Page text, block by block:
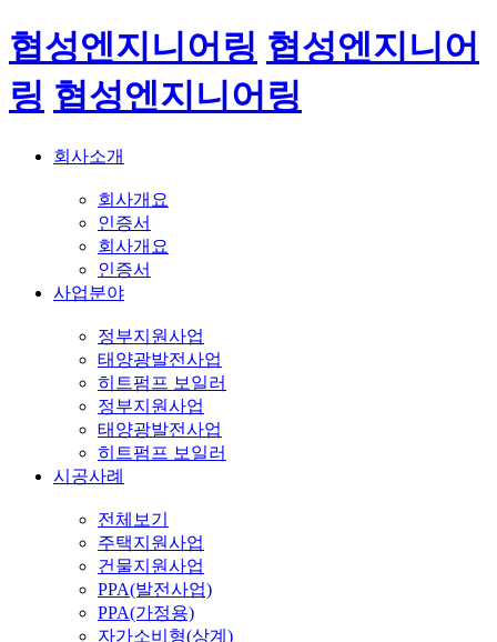
협성엔지니어링 협성엔지니어
링 협성엔지니어링
회사소개
회사개요
인증서
회사개요
인증서
사업분야
정부지원사업
태양광발전사업
히트펌프 보일러
정부지원사업
태양광발전사업
히트펌프 보일러
시공사례
전체보기
주택지원사업
건물지원사업
PPA(발전사업)
PPA(가정용)
자가소비형(상계)